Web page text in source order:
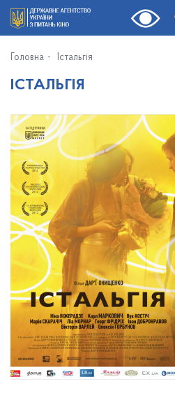
Головна Істальгія
ІСТАЛЬГІЯ